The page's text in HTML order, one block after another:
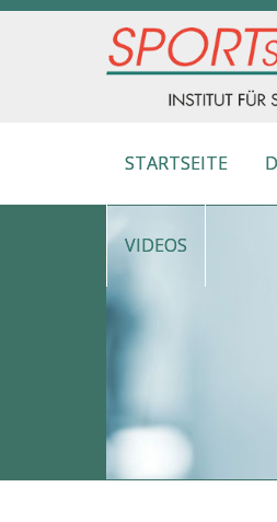
STARTSEITE
VIDEOS